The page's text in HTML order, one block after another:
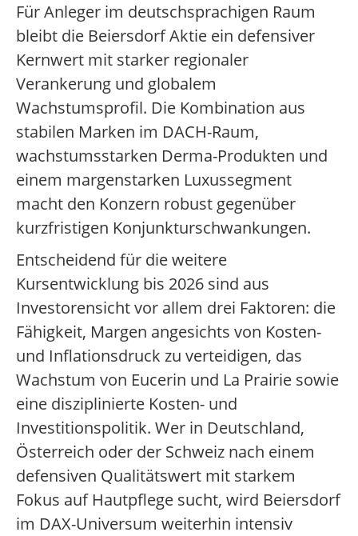
Für Anleger im deutschsprachigen Raum
bleibt die Beiersdorf Aktie ein defensiver
Kernwert mit starker regionaler
Verankerung und globalem
Wachstumsprofil. Die Kombination aus
stabilen Marken im DACH-Raum,
wachstumsstarken Derma-Produkten und
einem margenstarken Luxussegment
macht den Konzern robust gegenüber
kurzfristigen Konjunkturschwankungen.
Entscheidend für die weitere
Kursentwicklung bis 2026 sind aus
Investorensicht vor allem drei Faktoren: die
Fähigkeit, Margen angesichts von Kosten-
und Inflationsdruck zu verteidigen, das
Wachstum von Eucerin und La Prairie sowie
eine disziplinierte Kosten- und
Investitionspolitik. Wer in Deutschland,
Österreich oder der Schweiz nach einem
defensiven Qualitätswert mit starkem
Fokus auf Hautpflege sucht, wird Beiersdorf
im DAX-Universum weiterhin intensiv